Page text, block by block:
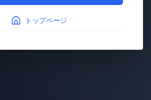
トップページ